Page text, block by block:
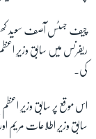
آڈیو
اسپیشل کوریج
اداریہ
FOLLOW US
چیف جسٹس آصف سعید
ریفرنس میں سابق وزیرِ
کی۔
اس موقع پر سابق وزیرِ اعظم
سابق وزیرِ اطلاعات مریم